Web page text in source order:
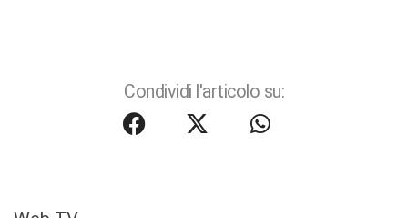
Condividi l'articolo su: